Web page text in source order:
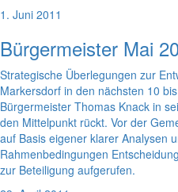
1. Juni 2011
Bürgermeister Mai
Strategische Überlegungen zur
Markersdorf in den nächsten 10
Bürgermeister Thomas Knack in
den Mittelpunkt rückt. Vor der
auf Basis eigener klarer Analysen
Rahmenbedingungen
zur Beteiligung aufgerufen.